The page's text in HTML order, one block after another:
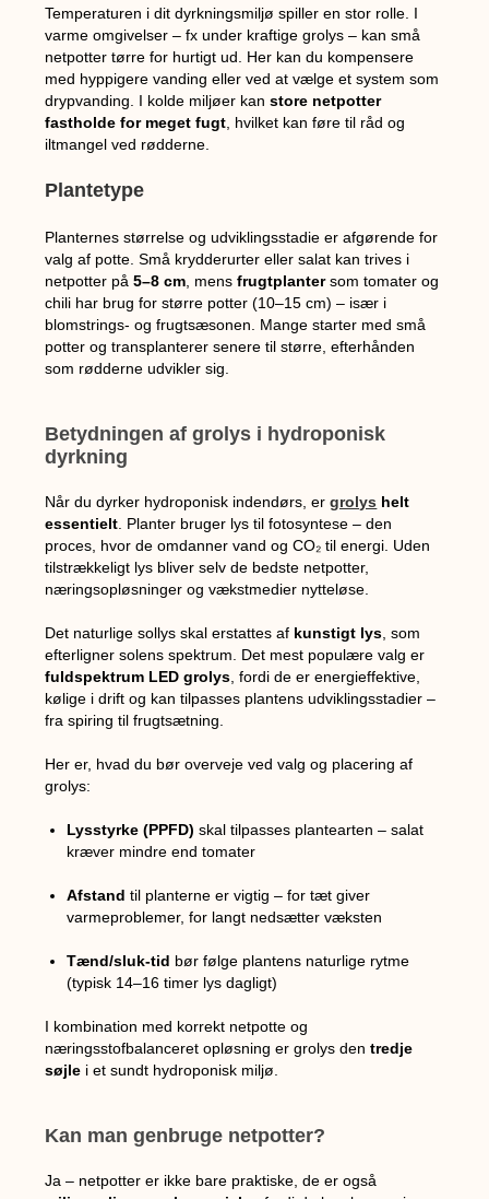
Temperaturen i dit dyrkningsmiljø spiller en stor rolle. I
varme omgivelser – fx under kraftige grolys – kan små
netpotter tørre for hurtigt ud. Her kan du kompensere
med hyppigere vanding eller ved at vælge et system som
drypvanding. I kolde miljøer kanstore netpotter
fastholde for meget fugt , hvilket kan føre til råd og
iltmangel ved rødderne.
Plantetype
Planternes størrelse og udviklingsstadie er afgørende for
valg af potte. Små krydderurter eller salat kan trives i
netpotter på5–8 cm , mensfrugtplantersom tomater og
chili har brug for større potter (10–15 cm) – især i
blomstrings- og frugtsæsonen. Mange starter med små
potter og transplanterer senere til større, efterhånden
som rødderne udvikler sig.
Betydningen af grolys i hydroponisk
dyrkning
Når du dyrker hydroponisk indendørs, ergrolys helt
essentielt . Planter bruger lys til fotosyntese – den
proces, hvor de omdanner vand og CO₂ til energi. Uden
tilstrækkeligt lys bliver selv de bedste netpotter,
næringsopløsninger og vækstmedier nytteløse.
Det naturlige sollys skal erstattes af kunstigt lys , som
efterligner solens spektrum. Det mest populære valg er
fuldspektrum LED grolys , fordi de er energieffektive,
kølige i drift og kan tilpasses plantens udviklingsstadier –
fra spiring til frugtsætning.
Her er, hvad du bør overveje ved valg og placering af
grolys:
Lysstyrke (PPFD) skal tilpasses plantearten – salat
kræver mindre end tomater
Afstand til planterne er vigtig – for tæt giver
varmeproblemer, for langt nedsætter væksten
Tænd/sluk-tid bør følge plantens naturlige rytme
(typisk 14–16 timer lys dagligt)
I kombination med korrekt netpotte og
næringsstofbalanceret opløsning er grolys dentredje
søjle i et sundt hydroponisk miljø.
Kan man genbruge netpotter?
Ja – netpotter er ikke bare praktiske, de er også